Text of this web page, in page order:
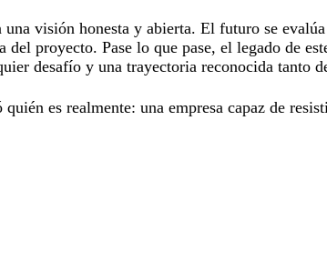
visión honesta y abierta. El futuro se
del proyecto. Pase lo que pase, el legado de
desafío y una trayectoria reconocida tanto
es realmente: una empresa capaz de